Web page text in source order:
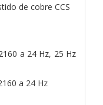
de cobre CCS
a 24 Hz, 25 Hz
a 24 Hz